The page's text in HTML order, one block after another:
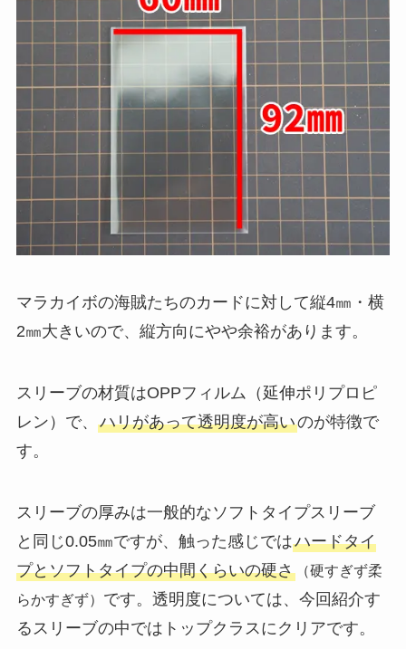
マラカイボの海賊たちのカードに対して縦4㎜・横
2㎜大きいので、縦方向にやや余裕があります。
スリーブの材質はOPPフィルム（延伸ポリプロピ
レン）で、 ハリがあって透明度が高いのが特徴で
す。
スリーブの厚みは一般的なソフトタイプスリーブ
と同じ0.05㎜ですが、触った感じではハードタイ
プとソフトタイプの中間くらいの硬さ（硬すぎず柔
らかすぎず） です。透明度については、今回紹介す
るスリーブの中ではトップクラスにクリアです。